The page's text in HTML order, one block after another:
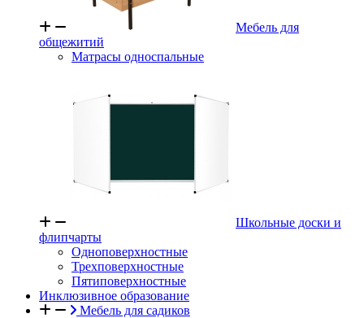
Мебель для
общежитий
Матрасы односпальные
Школьные доски и
флипчарты
Одноповерхностные
Трехповерхностные
Пятиповерхностные
Инклюзивное образование
Мебель для садиков